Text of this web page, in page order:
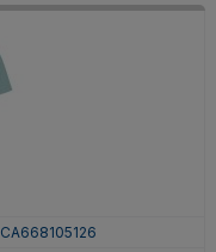
CA668105126